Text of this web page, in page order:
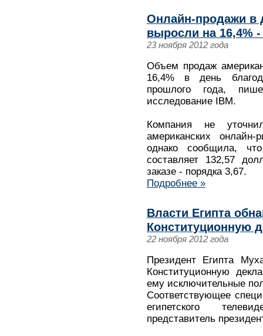
Онлайн-продажи в
выросли на 16,4% -
23 ноября 2012 года
Объем продаж
16,4% в день
прошлого года,
исследование IBM.
Компания не
американских
однако сообщила,
составляет 132,57
заказе - порядка 3,67.
Подробнее »
Власти Египта
Конституционную
22 ноября 2012 года
Президент Египта
Конституционную
ему исключительные
Соответствующее
египетского
представитель